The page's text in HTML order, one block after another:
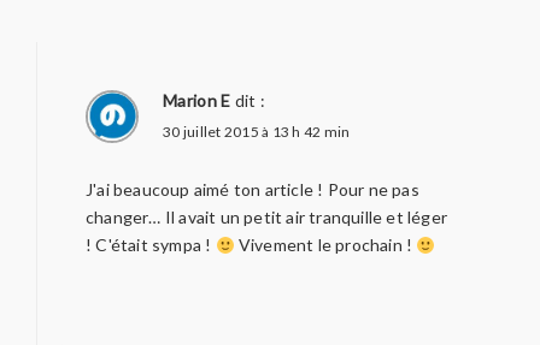
Marion E dit :
30 juillet 2015 à 13 h 42 min
J'ai beaucoup aimé ton article ! Pour ne pas
changer… Il avait un petit air tranquille et léger
! C'était sympa !
Vivement le prochain !